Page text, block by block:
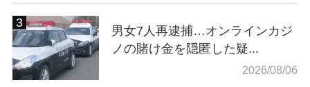
男女7人再逮捕…オンラインカジ
ノの賭け金を隠匿した疑...
2026/08/06